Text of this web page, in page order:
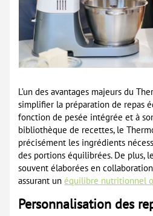
L’un des avantages majeurs du
simplifier la préparation de repas
fonction de pesée intégrée et à
bibliothèque de recettes, le
précisément les ingrédients
des portions équilibrées. De plus,
souvent élaborées en
assurant unéquilibre nutritionnel
Personnalisation des